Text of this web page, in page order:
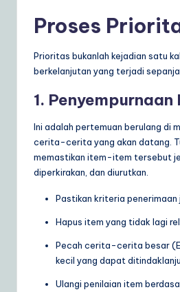
Proses
Prioritas bukanlah kejadian satu
berkelanjutan yang terjadi
1.
Ini adalah pertemuan berulang di
cerita-cerita yang akan datang.
memastikan item-item tersebut
diperkirakan, dan diurutkan.
Pastikan kriteria penerimaan
Hapus item yang tidak lagi
Pecah cerita-cerita besar
kecil yang dapat
Ulangi penilaian item